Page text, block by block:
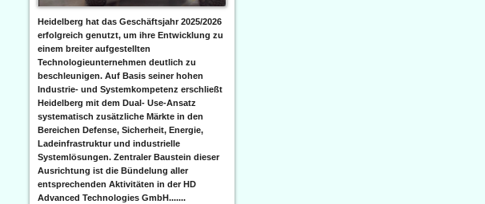
Heidelberg hat das Geschäftsjahr 2025/2026
erfolgreich genutzt, um ihre Entwicklung zu
einem breiter aufgestellten
Technologieunternehmen deutlich zu
beschleunigen. Auf Basis seiner hohen
Industrie- und Systemkompetenz erschließt
Heidelberg mit dem Dual- Use-Ansatz
systematisch zusätzliche Märkte in den
Bereichen Defense, Sicherheit, Energie,
Ladeinfrastruktur und industrielle
Systemlösungen. Zentraler Baustein dieser
Ausrichtung ist die Bündelung aller
entsprechenden Aktivitäten in der HD
Advanced Technologies GmbH.......